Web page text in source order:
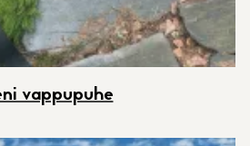
vappupuhe